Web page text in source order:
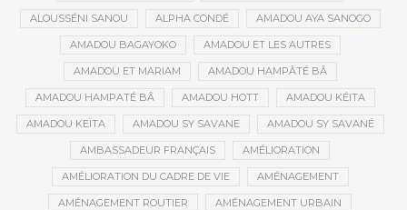
ALOUSSÉNI SANOU ALPHA CONDÉ AMADOU AYA SANOGO
AMADOU BAGAYOKO AMADOU ET LES AUTRES
AMADOU ET MARIAM AMADOU HAMPÂTÉ BÂ
AMADOU HAMPATÉ BÂ AMADOU HOTT AMADOU KÉITA
AMADOU KEÏTA AMADOU SY SAVANE AMADOU SY SAVANÉ
AMBASSADEUR FRANÇAIS AMÉLIORATION
AMÉLIORATION DU CADRE DE VIE AMÉNAGEMENT
AMÉNAGEMENT ROUTIER AMÉNAGEMENT URBAIN